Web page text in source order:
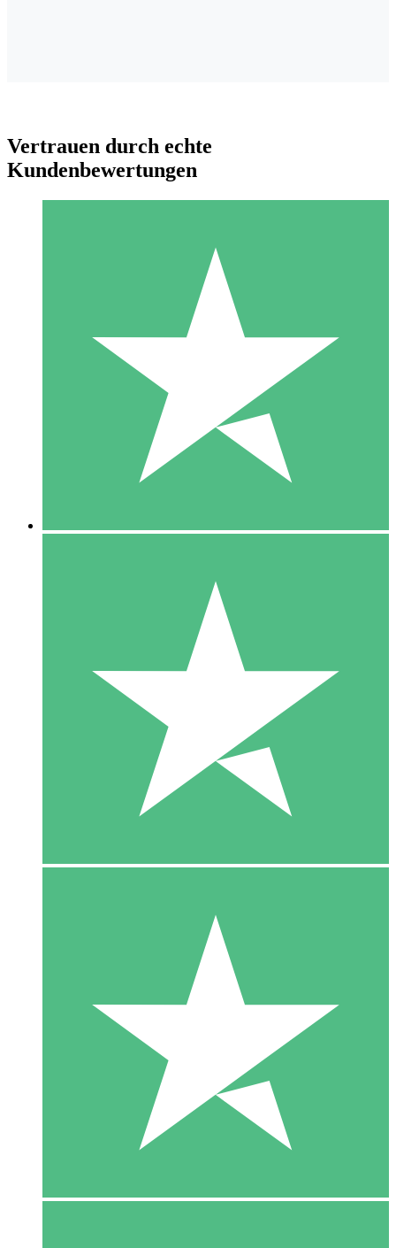
Individuelle Credit-Pakete
Zahlen Sie nach Bedarf mit Download-Credits. Keine
monatliche Verpflichtung erforderlich.
10 00
10 Downloads
20 00
Vertrauen durch echte
Kundenbewertungen